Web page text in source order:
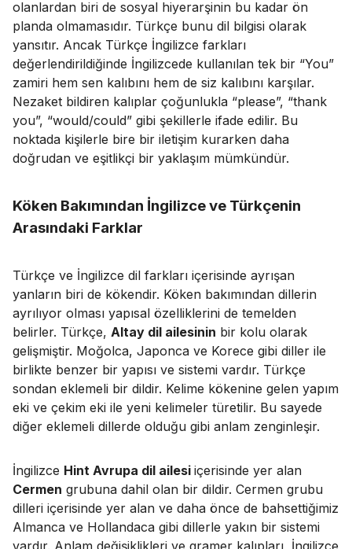
olanlardan biri de sosyal hiyerarşinin bu kadar ön
planda olmamasıdır. Türkçe bunu dil bilgisi olarak
yansıtır. Ancak Türkçe İngilizce farkları
değerlendirildiğinde İngilizcede kullanılan tek bir “You”
zamiri hem sen kalıbını hem de siz kalıbını karşılar.
Nezaket bildiren kalıplar çoğunlukla “please”, “thank
you”, “would/could” gibi şekillerle ifade edilir. Bu
noktada kişilerle bire bir iletişim kurarken daha
doğrudan ve eşitlikçi bir yaklaşım mümkündür.
Köken Bakımından İngilizce ve Türkçenin
Arasındaki Farklar
Türkçe ve İngilizce dil farkları içerisinde ayrışan
yanların biri de kökendir. Köken bakımından dillerin
ayrılıyor olması yapısal özelliklerini de temelden
belirler. Türkçe, Altay dil ailesinin bir kolu olarak
gelişmiştir. Moğolca, Japonca ve Korece gibi diller ile
birlikte benzer bir yapısı ve sistemi vardır. Türkçe
sondan eklemeli bir dildir. Kelime kökenine gelen yapım
eki ve çekim eki ile yeni kelimeler türetilir. Bu sayede
diğer eklemeli dillerde olduğu gibi anlam zenginleşir.
İngilizce Hint Avrupa dil ailesi içerisinde yer alan
Cermen grubuna dahil olan bir dildir. Cermen grubu
dilleri içerisinde yer alan ve daha önce de bahsettiğimiz
Almanca ve Hollandaca gibi dillerle yakın bir sistemi